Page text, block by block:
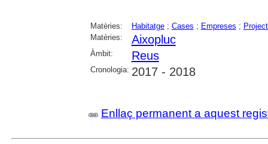
Matèries: Habitatge; Cases ; Empreses ;
Matèries:
Aixopluc
Àmbit: Reus
Cronologia: 2017 - 2018
Enllaç permanent a aquest